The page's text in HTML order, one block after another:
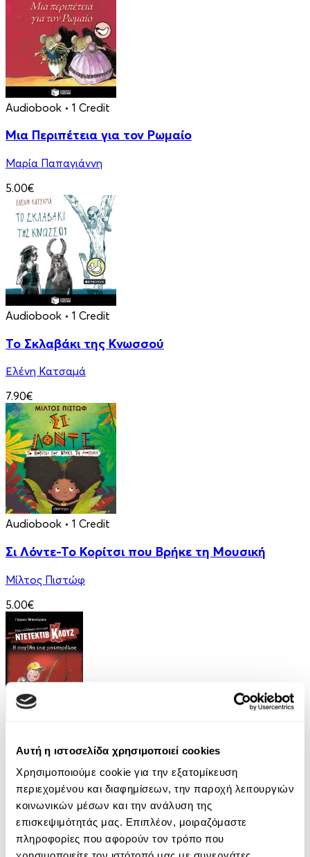
Αυτή η ιστοσελίδα χρησιμοποιεί cookies
Χρησιμοποιούμε cookie για την εξατομίκευση
περιεχομένου και διαφημίσεων, την παροχή λειτουργιών
κοινωνικών μέσων και την ανάλυση της
επισκεψιμότητάς μας. Επιπλέον, μοιραζόμαστε
πληροφορίες που αφορούν τον τρόπο που
Audiobook • 1 Credit
Μια Περιπέτεια για τον Ρωμαίο
Μαρία Παπαγιάννη
5.00€
Audiobook • 1 Credit
Το Σκλαβάκι της Κνωσσού
Ελένη Κατσαμά
7.90€
Audiobook • 1 Credit
Σι Λόντε-Το Κορίτσι που Βρήκε τη Μουσική
Μίλτος Πιστώφ
5.00€
Μια υπόθεση για τον ντετέκτιβ Κλουζ 8: Η
παγίδα της μοτσαρέλας
Jurgen Banscherus
6.99€